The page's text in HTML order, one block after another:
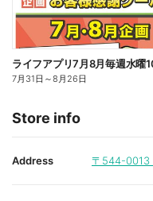
7月31日 ～8月26日
Store info
Address 〒544-0013